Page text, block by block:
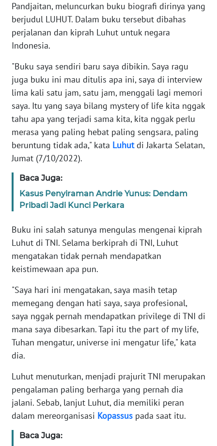
Pandjaitan, meluncurkan buku biografi dirinya yang
berjudul LUHUT. Dalam buku tersebut dibahas
perjalanan dan kiprah Luhut untuk negara
Indonesia.
"Buku saya sendiri baru saya dibikin. Saya ragu
juga buku ini mau ditulis apa ini, saya di interview
lima kali satu jam, satu jam, menggali lagi memori
saya. Itu yang saya bilang mystery of life kita nggak
tahu apa yang terjadi sama kita, kita nggak perlu
merasa yang paling hebat paling sengsara, paling
beruntung tidak ada," kata Luhutdi Jakarta Selatan,
Jumat (7/10/2022).
Baca Juga:
Kasus Penyiraman Andrie Yunus: Dendam
Pribadi Jadi Kunci Perkara
Buku ini salah satunya mengulas mengenai kiprah
Luhut di TNI. Selama berkiprah di TNI, Luhut
mengatakan tidak pernah mendapatkan
keistimewaan apa pun.
"Saya hari ini mengatakan, saya masih tetap
memegang dengan hati saya, saya profesional,
saya nggak pernah mendapatkan privilege di TNI di
mana saya dibesarkan. Tapi itu the part of my life,
Tuhan mengatur, universe ini mengatur life," kata
dia.
Luhut menuturkan, menjadi prajurit TNI merupakan
pengalaman paling berharga yang pernah dia
jalani. Sebab, lanjut Luhut, dia memiliki peran
dalam mereorganisasi Kopassus pada saat itu.
Baca Juga:
Informasi
INDEKS
BERITA
KONTAK
KAMI
INFO
IKLAN
TENTANG
KAMI
MEDIA
SIBER
REDAKSI
KARIR
Wahana
News
Regional
WN
JAKARTA
JABAR